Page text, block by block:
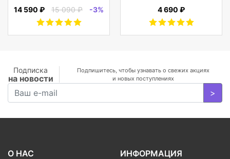
27'' [16:9]
nonGLARE,
250cd/m2,
VGA, HDMI, DP, Tilt,
Speakers, 3Y, Black
14 590 ₽ 15 090 ₽ -3%
5.0 гарнитура Li-Pol
Черный
4 690 ₽
Подписка
на новости
Подпишитесь, чтобы узнавать о свежих акциях
и новых поступлениях
>
О НАС ИНФОРМАЦИЯ